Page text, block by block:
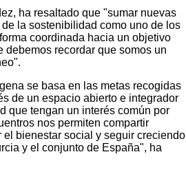
ha resaltado que "sumar nuevas
la sostenibilidad como uno de los
coordinada hacia un objetivo
recordar que somos un
se basa en las metas recogidas
de un espacio abierto e integrador
que tengan un interés común por
nos permiten compartir
bienestar social y seguir creciendo
y el conjunto de España", ha